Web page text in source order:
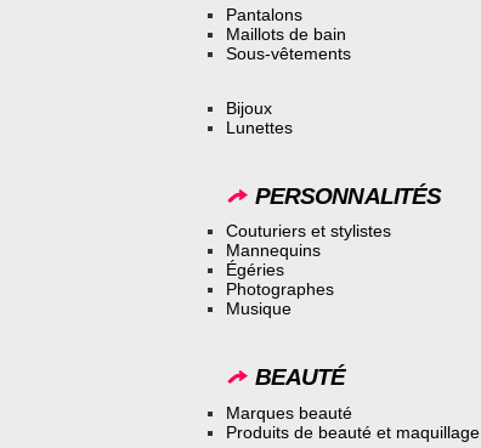
Pantalons
Maillots de bain
Sous-vêtements
Bijoux
Lunettes
PERSONNALITÉS
Couturiers et stylistes
Mannequins
Égéries
Photographes
Musique
BEAUTÉ
Marques beauté
Produits de beauté et maquillage